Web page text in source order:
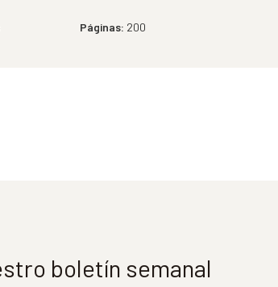
Páginas: 200
boletín semanal